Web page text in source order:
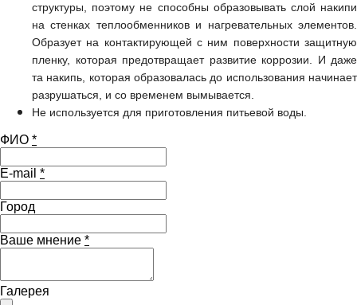
структуры, поэтому не способны образовывать слой накипи
на стенках теплообменников и нагревательных элементов.
Образует на контактирующей с ним поверхности защитную
пленку, которая предотвращает развитие коррозии. И даже
та накипь, которая образовалась до использования начинает
разрушаться, и со временем вымывается.
Не используется для приготовления питьевой воды.
ФИО *
E-mail *
Город
Ваше мнение *
Галерея